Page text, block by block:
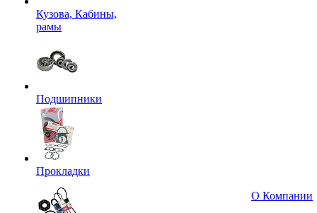
Кузова, Кабины,
рамы
Подшипники
Прокладки
О Компании